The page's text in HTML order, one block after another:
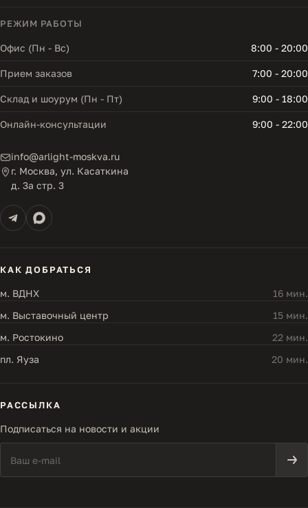
РЕЖИМ РАБОТЫ
Офис (Пн - Вс) 8:00 - 20:00
Прием заказов 7:00 - 20:00
Склад и шоурум (Пн - Пт) 9:00 - 18:00
Онлайн-консультации 9:00 - 22:00
info@arlight-moskva.ru
г. Москва, ул. Касаткина
д. 3а стр. 3
КАК ДОБРАТЬСЯ
м. ВДНХ
16 мин.
м. Выставочный центр
15 мин.
м. Ростокино
22 мин.
пл. Яуза
20 мин.
РАССЫЛКА
Подписаться на новости и акции